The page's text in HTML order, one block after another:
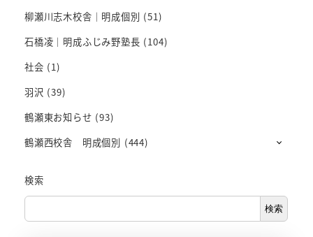
柳瀬川志木校舎｜明成個別 (51)
石橋凌｜明成ふじみ野塾長 (104)
社会 (1)
羽沢 (39)
鶴瀬東お知らせ (93)
鶴瀬西校舎 明成個別 (444)
検索
検索